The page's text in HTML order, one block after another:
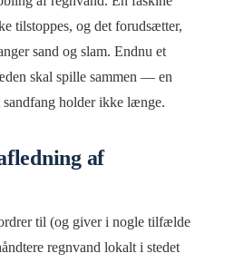
tilstoppes, og det forudsætter,
sand og slam. Endnu et
skal spille sammen — en
holder ikke længe.
af
til (og giver i nogle tilfælde
regnvand lokalt i stedet